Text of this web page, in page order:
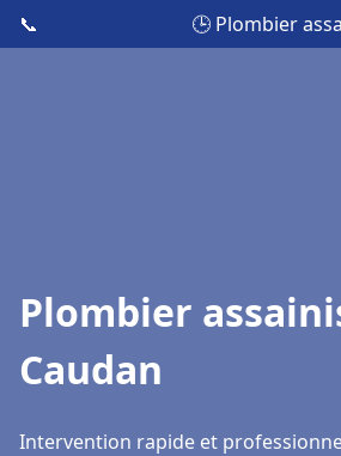
📞 🕒 Plombier
Plombier
Caudan
Intervention rapide et